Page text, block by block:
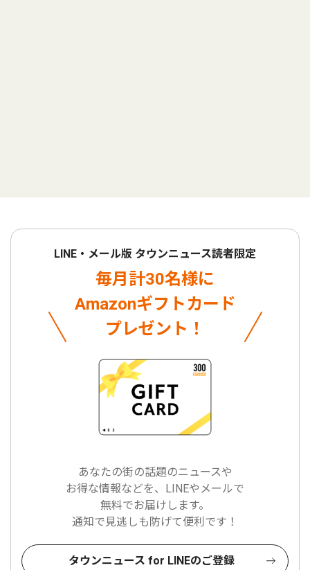
LINE・メール版 タウンニュース読者限定
毎月計30名様に
Amazonギフトカード
プレゼント！
あなたの街の話題のニュースや
お得な情報などを、LINEやメールで
無料でお届けします。
通知で見逃しも防げて便利です！
タウンニュース for LINEのご登録